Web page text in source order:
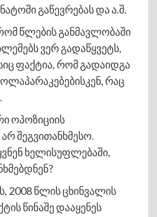
გაწევრებას და ა.შ.
წლების განმავლობაში
ვერ გადაწყვეტს,
ფაქტია, რომ გადაიდგა
რაც
ოპოზიციის
შეგვითანხმესო.
ხელისუფლებაში,
წლის ცხინვალის
წინაშე დააყენეს